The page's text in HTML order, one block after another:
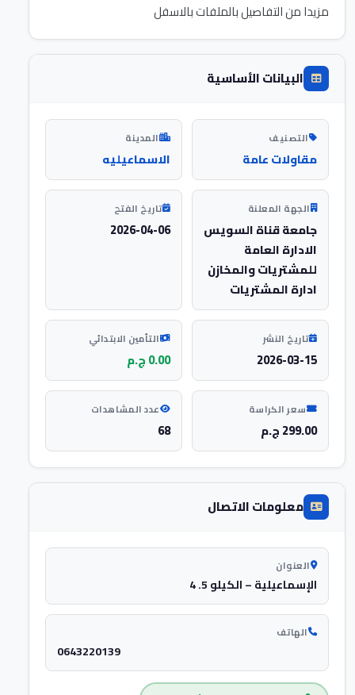
مزيدا من التفاصيل بالملفات بالاسفل
البيانات الأساسية
التصنيف
مقاولات عامة
المدينة
الاسماعيليه
الجهة المعلنة
جامعة قناة السويس
الادارة العامة
للمشتريات والمخازن
ادارة المشتريات
تاريخ الفتح
2026-04-06
تاريخ النشر
2026-03-15
التأمين الابتدائي
0.00 ج.م
سعر الكراسة
299.00 ج.م
عدد المشاهدات
68
معلومات الاتصال
العنوان
الإسماعيلية – الكيلو 5. 4
الهاتف
0643220139